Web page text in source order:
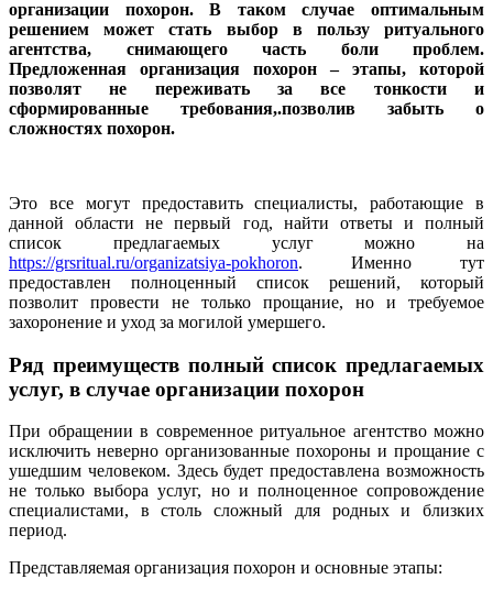
организации похорон. В таком случае оптимальным
решением может стать выбор в пользу ритуального
агентства, снимающего часть боли проблем.
Предложенная организация похорон – этапы, которой
позволят не переживать за все тонкости и
сформированные требования,.позволив забыть о
сложностях похорон.
Это все могут предоставить специалисты, работающие в
данной области не первый год, найти ответы и полный
список предлагаемых услуг можно на
https://grsritual.ru/organizatsiya-pokhoron. Именно тут
предоставлен полноценный список решений, который
позволит провести не только прощание, но и требуемое
захоронение и уход за могилой умершего.
Ряд преимуществ полный список предлагаемых
услуг, в случае организации похорон
При обращении в современное ритуальное агентство можно
исключить неверно организованные похороны и прощание с
ушедшим человеком. Здесь будет предоставлена возможность
не только выбора услуг, но и полноценное сопровождение
специалистами, в столь сложный для родных и близких
период.
Представляемая организация похорон и основные этапы: